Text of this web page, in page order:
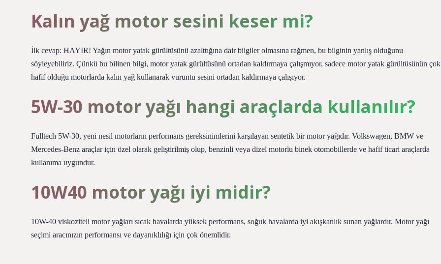
Kalın yağ motor sesini keser mi?
İlk cevap: HAYIR! Yağın motor yatak gürültüsünü azalttığına dair bilgiler olmasına rağmen, bu bilginin yanlış olduğunu
söyleyebiliriz. Çünkü bu bilinen bilgi, motor yatak gürültüsünü ortadan kaldırmaya çalışmıyor, sadece motor yatak gürültüsünün çok
hafif olduğu motorlarda kalın yağ kullanarak vuruntu sesini ortadan kaldırmaya çalışıyor.
5W-30 motor yağı hangi araçlarda kullanılır?
Fulltech 5W-30, yeni nesil motorların performans gereksinimlerini karşılayan sentetik bir motor yağıdır. Volkswagen, BMW ve
Mercedes-Benz araçlar için özel olarak geliştirilmiş olup, benzinli veya dizel motorlu binek otomobillerde ve hafif ticari araçlarda
kullanıma uygundur.
10W40 motor yağı iyi midir?
10W-40 viskoziteli motor yağları sıcak havalarda yüksek performans, soğuk havalarda iyi akışkanlık sunan yağlardır. Motor yağı
seçimi aracınızın performansı ve dayanıklılığı için çok önemlidir.